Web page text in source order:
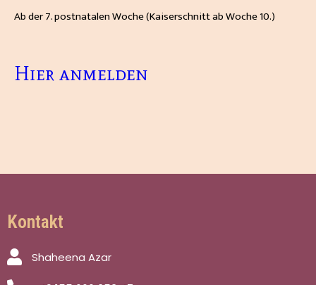
Ab der 7. postnatalen Woche (Kaiserschnitt ab Woche 10.)
Hier anmelden
Kontakt
Shaheena Azar